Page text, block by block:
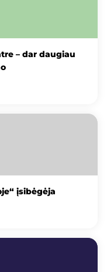
– dar daugiau
įsibėgėja